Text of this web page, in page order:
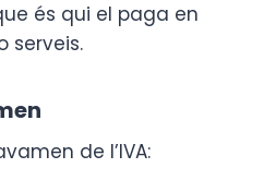
és qui el paga en
serveis.
de l’IVA: